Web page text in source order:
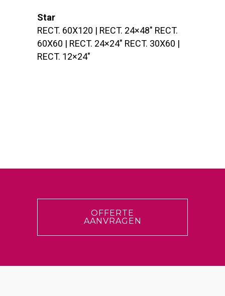
Star
RECT. 60X120 | RECT. 24×48″ RECT.
60X60 | RECT. 24×24″ RECT. 30X60 |
RECT. 12×24″
OFFERTE
AANVRAGEN